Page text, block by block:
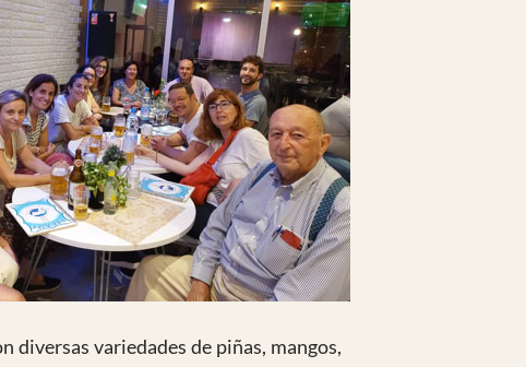
variedades de piñas, mangos,